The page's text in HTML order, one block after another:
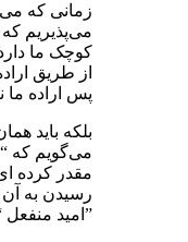
زمانی که می
می‌پذیریم
کوچک ما
از طریق
پس اراده ما
بلکه باید
می‌گویم که
مقدر کرده
رسیدن به آن
”امید منفعل